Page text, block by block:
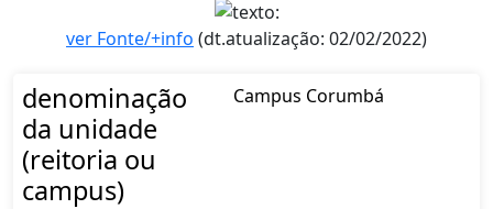
ver Fonte/+info (dt.atualização: 02/02/2022)
denominação
da unidade
(reitoria ou
campus)
Campus Corumbá